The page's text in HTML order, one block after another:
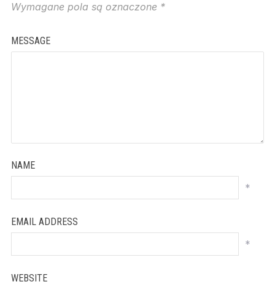
Wymagane pola są oznaczone *
MESSAGE
NAME
*
EMAIL ADDRESS
*
WEBSITE